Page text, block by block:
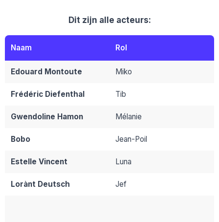
Dit zijn alle acteurs:
Naam Rol
Edouard Montoute Miko
Frédéric Diefenthal Tib
Gwendoline Hamon Mélanie
Bobo Jean-Poil
Estelle Vincent Luna
Lorànt Deutsch Jef